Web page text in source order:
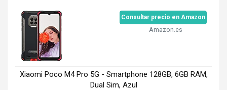
Consultar precio en Amazon
Amazon.es
Xiaomi Poco M4 Pro 5G - Smartphone 128GB, 6GB RAM,
Dual Sim, Azul